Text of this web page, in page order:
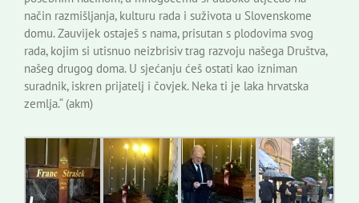
način razmišljanja, kulturu rada i suživota u Slovenskome
domu. Zauvijek ostaješ s nama, prisutan s plodovima svog
rada, kojim si utisnuo neizbrisiv trag razvoju našega Društva,
našeg drugog doma. U sjećanju ćeš ostati kao izniman
suradnik, iskren prijatelj i čovjek. Neka ti je laka hrvatska
zemlja.“ (akm)